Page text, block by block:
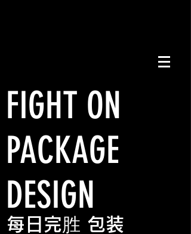
FIGHT ON
PACKAGE
DESIGN
每日完胜 包装